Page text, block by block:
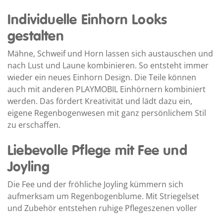
Individuelle Einhorn Looks
gestalten
Mähne, Schweif und Horn lassen sich austauschen und
nach Lust und Laune kombinieren. So entsteht immer
wieder ein neues Einhorn Design. Die Teile können
auch mit anderen PLAYMOBIL Einhörnern kombiniert
werden. Das fördert Kreativität und lädt dazu ein,
eigene Regenbogenwesen mit ganz persönlichem Stil
zu erschaffen.
Liebevolle Pflege mit Fee und
Joyling
Die Fee und der fröhliche Joyling kümmern sich
aufmerksam um Regenbogenblume. Mit Striegelset
und Zubehör entstehen ruhige Pflegeszenen voller